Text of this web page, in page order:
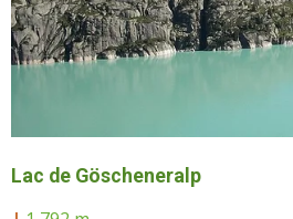
Lac de Göscheneralp